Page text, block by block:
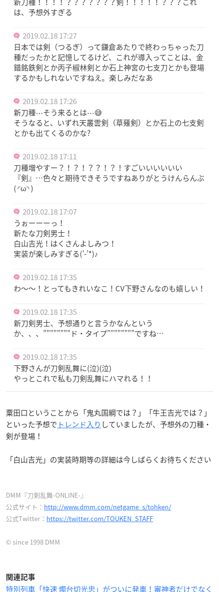
は、予想外すぎる
2019.02.18 17:27
日本では剣（つるぎ）って鎌倉あたりで終わっちゃった刀
種だったかと記憶してるけど、これが導入ってことは、金
錯銘鉄剣とか丙子椒林剣とか石上神宮の七支刀とかも登場
するかもしれないですねえ。楽しみだなあ
2019.02.18 17:26
新刀種⋯そう来るとは⋯😅
そうなると、いずれ天叢雲剣（草薙剣）とか石上の七支剣
とかも出てくるのかな?
2019.02.18 17:11
刀種増やすー？！？！？？！？！すごいいいいいい
『剣』…色々と期待できそうですねありがとうけんらんぶ
( ◜ω◝ )
2019.02.18 17:07
うぉーーーっ！
新たな刀剣男士！
白山吉光！はくさんよしみつ！
実装が楽しみすぎる(’-’*)♪
2019.02.18 17:35
わ〜〜！とってもきれいなこ！CV下野さんなのも嬉しい！
2019.02.18 17:35
新刀剣男士、予想通りと言うかなんという
か、、、””””””””ド・タイプ””””””””ですね…
2019.02.18 17:35
下野さんが刀剣乱舞に(泣)(泣)
やっとこれで私も刀剣乱舞にハマれる！！
粟田口ということから「鬼丸国綱では？」「牛王吉光では？」
といった予想で トレンド入り していましたが、予想外の刀種・
剣が登場！
「白山吉光」の実装時期等の詳細は今しばらくお待ちください
DMM『刀剣乱舞-ONLINE-』
公式サイト： http://www.dmm.com/netgame_s/tohken/
公式Twitter： https://twitter.com/TOUKEN_STAFF
© since 1998 DMM
関連記事
特別列車「快速 燭台切光忠」がついに発車！審神者だけでなく